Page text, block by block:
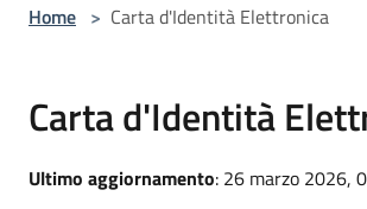
Home > Carta d'Identità Elettronica
Carta d'Identità
Ultimo aggiornamento: 26 marzo 2026,